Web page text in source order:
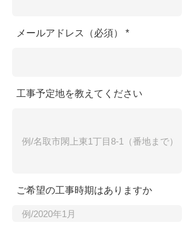
メールアドレス（必須）
工事予定地を教えてください
ご希望の工事時期はありますか